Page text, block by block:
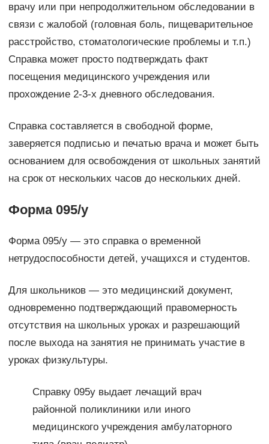
врачу или при непродолжительном обследовании в
связи с жалобой (головная боль, пищеварительное
расстройство, стоматологические проблемы и т.п.)
Справка может просто подтверждать факт
посещения медицинского учреждения или
прохождение 2-3-х дневного обследования.
Справка составляется в свободной форме,
заверяется подписью и печатью врача и может быть
основанием для освобождения от школьных занятий
на срок от нескольких часов до нескольких дней.
Форма 095/у
Форма 095/у — это справка о временной
нетрудоспособности детей, учащихся и студентов.
Для школьников — это медицинский документ,
одновременно подтверждающий правомерность
отсутствия на школьных уроках и разрешающий
после выхода на занятия не принимать участие в
уроках физкультуры.
Справку 095у выдает лечащий врач
районной поликлиники или иного
медицинского учреждения амбулаторного